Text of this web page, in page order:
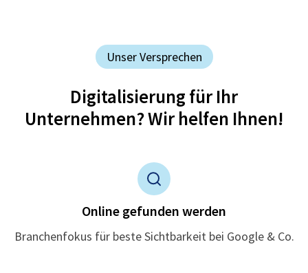
Unser Versprechen
Digitalisierung für Ihr
Unternehmen? Wir helfen Ihnen!
Online gefunden werden
Branchenfokus für beste Sichtbarkeit bei Google & Co.